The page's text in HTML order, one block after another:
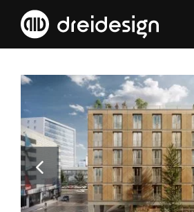
Inhalt
springen